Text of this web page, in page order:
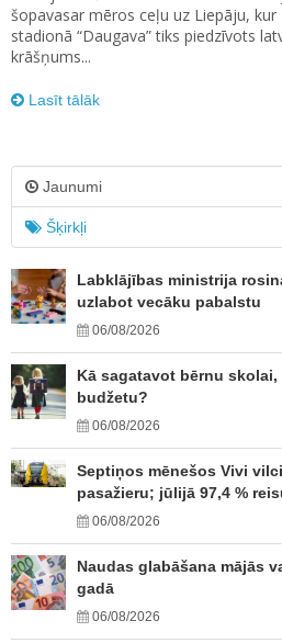
šopavasar mēros ceļu uz Liepāju, kur
stadionā “Daugava” tiks piedzīvots
krāšņums...
Lasīt tālāk
Jaunumi
Šķirkļi
Labklājības ministrija
uzlabot vecāku pabalstu
06/08/2026
Kā sagatavot bērnu
budžetu?
06/08/2026
Septiņos mēnešos Vivi
pasažieru; jūlijā 97,4 %
06/08/2026
Naudas glabāšana mājās
gadā
06/08/2026